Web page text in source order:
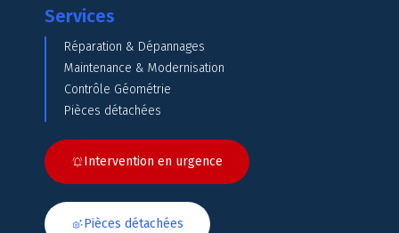
Services
Réparation & Dépannages
Maintenance & Modernisation
Contrôle Géométrie
Pièces détachées
Intervention en urgence
Pièces détachées